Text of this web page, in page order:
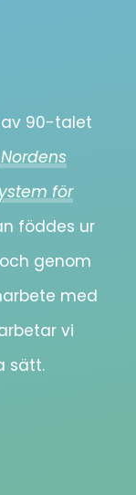
90-talet
Nordens
för
föddes ur
genom
med
vi
sätt.